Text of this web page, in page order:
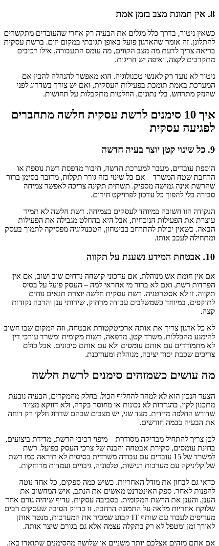
8. אין תמונת מצב בזמן אמת
כשאין ניטור, בדרך כלל מגלים את הבעיה רק אחרי שהעובדים מתקשרים
להתלונן. זה אומר שהארגון פועל באופן תגובתי במקום יזום. ברשת עסקית
בריאה צריך לדעת מה מצב הקווים, מה עומס התעבורה, אילו רכיבים
מתקרבים לקצה, ואיפה יש חריגות.
ניטור לא נועד רק לאנשי טכנולוגיה. הוא מאפשר להנהלה להבין אם
המערכת באמת תומכת בפעילות העסקית, ואם יש צורך בשדרוג לפני
שהנזק מתרחש. בלי נתונים, החלטות מתקבלות על תחושות.
איך 10 סימנים לרשת עסקית חלשה מתחברים
לפגיעה עסקית
9. כל שינוי קטן יוצר בעיה חדשה
הוספת עובדים, מעבר למערכת חדשה, חיבור מדפסת רשת נוספת או
הרחבת שטח המשרד – אם כל שינוי כזה גורר תקלות, מדובר בסימן ברור
שהרשת אינה גמישה מספיק. תשתית תקינה צריכה לאפשר צמיחה
סבירה בלי להפוך כל עדכון לפרויקט חירום.
הנקודה הזו חשובה במיוחד לעסקים בצמיחה. רשת חלשה לא תמיד
עוצרת את הפעילות הנוכחית, אבל היא בהחלט מגבילה את הפעילות
הבאה. כשאין יכולת להתרחב בביטחון, הטכנולוגיה מפסיקה לתמוך בעסק
ומתחילה לעכב אותו.
10. אבטחת המידע נשענת על תקווה
אם אין חומת אש מנוהלת, אם עדכוני קושחה נדחים שוב ושוב, אם אין
הפרדות רשת, ואם לא ברור מי אחראי למה – העסק פועל על בסיס
תקווה. זו לא אסטרטגיה. רשת עסקית חלשה יוצרת תנאים נוחים
לתוקפים, במיוחד כשמשלבים עבודה מרחוק, שירותי ענן והרבה נקודות
קצה.
לא כל ארגון צריך את אותה ארכיטקטורת אבטחה, וזה המקום שבו חשוב
להימנע מהכללות. משרד קטן, מרפאה, רשות מקומית ומשרד עורכי דין
לא מתמודדים עם אותם עומסים ולא עם אותם סיכונים. אבל כולם
צריכים שכבת יסוד יציבה, מנוהלת ומעודכנת.
מה עושים כשמזהים סימנים לרשת חלשה
הצעד הנכון הוא לא למהר להחליף הכול. בחלק מהמקרים, הבעיה נובעת
מתכנון לקוי, בהגדרות לא נכונות או מחוסר בקרה, ולא דווקא מציוד
שדורש החלפה מיידית. מצד שני, יש מצבים שבהם שדרוג חלקי רק דוחה
את הבעיה בכמה חודשים.
לכן צריך להתחיל מבדיקה מסודרת – מיפוי רכיבי הרשת, מדידת ביצועים,
בחינת עומסים, סקירת אבטחה והבנה של צרכי העסק בפועל. רשת
למשרד של 15 עובדים עם עבודה משרדית בסיסית לא תיראה כמו רשת
של קליניקה עם מערכות רגישות, טלפוניה, גיבויים ועמדות מרוחקות.
כדאי גם לבחון את מודל האחריות. כשיש כמה ספקים, כל אחד נוטה
להפנות לאחר. ספק האינטרנט מאשים את הנתב, איש המחשוב את
הענן, והענן את הרשת המקומית. בסביבה עסקית, עדיף שיהיה גורם אחד
שלוקח אחריות מלאה על התמונה הרחבה. זו בדיוק הסיבה שעסקים רבים
מעדיפים לעבוד עם שותף IT קבוע שמכיר את המערכות, מנטר אותן
לאורך זמן ומטפל לא רק בתקלה עצמה אלא גם בגורם שיצר אותה.
אם אתם מזהים אצלכם יותר משניים או שלושה מהסימנים שתוארו כאן,